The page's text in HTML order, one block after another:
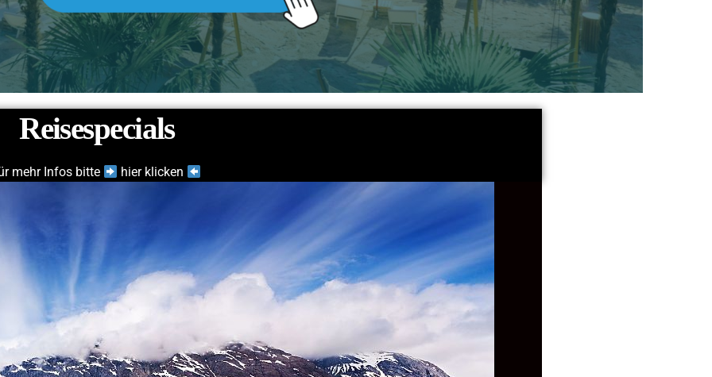
Reisespecials
mehr Infos bitte hier klicken